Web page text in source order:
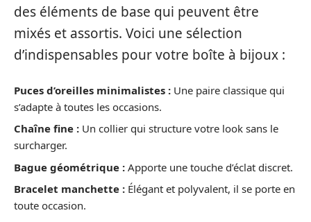
des éléments de base qui peuvent être
mixés et assortis. Voici une sélection
d’indispensables pour votre boîte à bijoux :
Puces d’oreilles minimalistes : Une paire classique qui
s’adapte à toutes les occasions.
Chaîne fine : Un collier qui structure votre look sans le
surcharger.
Bague géométrique : Apporte une touche d’éclat discret.
Bracelet manchette : Élégant et polyvalent, il se porte en
toute occasion.